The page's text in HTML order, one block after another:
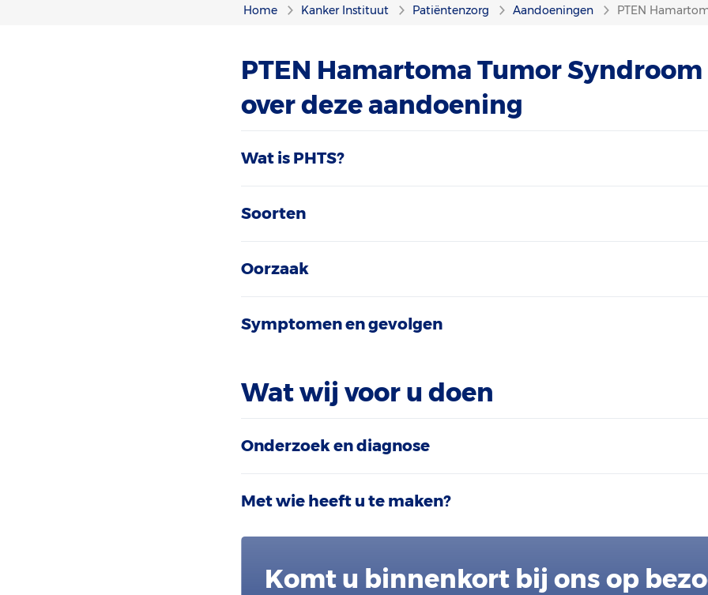
Home Kanker Instituut Patiëntenzorg Aandoeningen PTEN
PTEN Hamartoma Tumor Syndroom
over deze aandoening
Wat is PHTS?
Soorten
Oorzaak
Symptomen en gevolgen
Wat wij voor u doen
Onderzoek en diagnose
Met wie heeft u te maken?
Komt u binnenkort bij ons op